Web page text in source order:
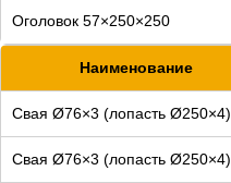
Оголовок 57×250×250
Наименование
Свая Ø76×3 (лопасть Ø250×4)
Свая Ø76×3 (лопасть Ø250×4)